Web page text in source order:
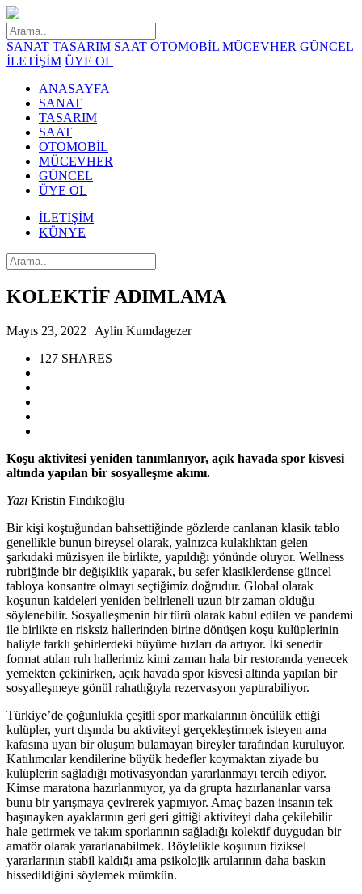
SANAT TASARIM SAAT OTOMOBİL MÜCEVHER GÜNCEL
İLETİŞİM ÜYE OL
ANASAYFA
SANAT
TASARIM
SAAT
OTOMOBİL
MÜCEVHER
GÜNCEL
ÜYE OL
İLETİŞİM
KÜNYE
KOLEKTİF ADIMLAMA
Mayıs 23, 2022 | Aylin Kumdagezer
127 SHARES
Koşu aktivitesi yeniden tanımlanıyor, açık havada spor kisvesi
altında yapılan bir sosyalleşme akımı.
Yazı Kristin Fındıkoğlu
Bir kişi koştuğundan bahsettiğinde gözlerde canlanan klasik tablo
genellikle bunun bireysel olarak, yalnızca kulaklıktan gelen
şarkıdaki müzisyen ile birlikte, yapıldığı yönünde oluyor. Wellness
rubriğinde bir değişiklik yaparak, bu sefer klasiklerdense güncel
tabloya konsantre olmayı seçtiğimiz doğrudur. Global olarak
koşunun kaideleri yeniden belirleneli uzun bir zaman olduğu
söylenebilir. Sosyalleşmenin bir türü olarak kabul edilen ve pandemi
ile birlikte en risksiz hallerinden birine dönüşen koşu kulüplerinin
haliyle farklı şehirlerdeki büyüme hızları da artıyor. İki senedir
format atılan ruh hallerimiz kimi zaman hala bir restoranda yenecek
yemekten çekinirken, açık havada spor kisvesi altında yapılan bir
sosyalleşmeye gönül rahatlığıyla rezervasyon yaptırabiliyor.
Türkiye’de çoğunlukla çeşitli spor markalarının öncülük ettiği
kulüpler, yurt dışında bu aktiviteyi gerçekleştirmek isteyen ama
kafasına uyan bir oluşum bulamayan bireyler tarafından kuruluyor.
Katılımcılar kendilerine büyük hedefler koymaktan ziyade bu
kulüplerin sağladığı motivasyondan yararlanmayı tercih ediyor.
Kimse maratona hazırlanmıyor, ya da grupta hazırlananlar varsa
bunu bir yarışmaya çevirerek yapmıyor. Amaç bazen insanın tek
başınayken ayaklarının geri geri gittiği aktiviteyi daha çekilebilir
hale getirmek ve takım sporlarının sağladığı kolektif duygudan bir
amatör olarak yararlanabilmek. Böylelikle koşunun fiziksel
yararlarının stabil kaldığı ama psikolojik artılarının daha baskın
hissedildiğini söylemek mümkün.